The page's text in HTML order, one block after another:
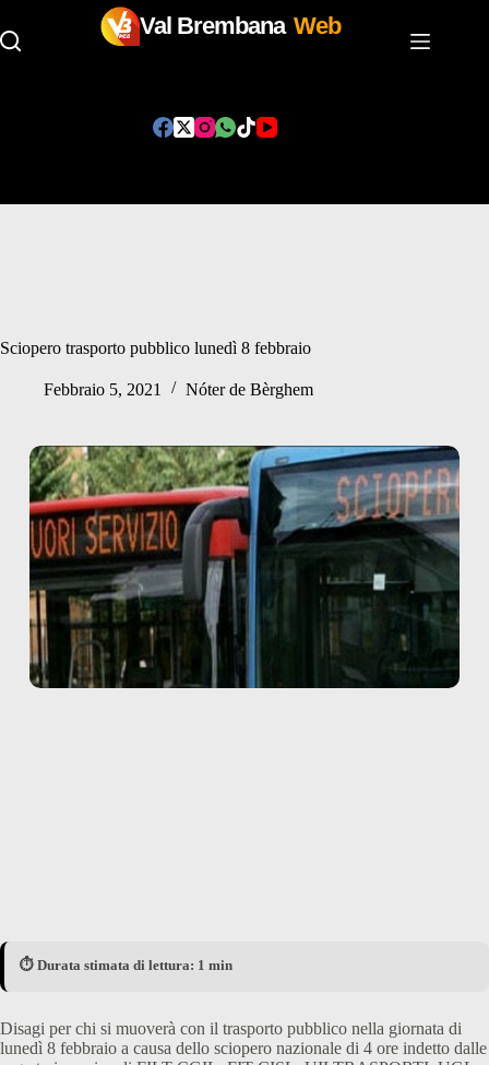
Val Brembana Web
Sciopero trasporto pubblico lunedì 8 febbraio
Febbraio 5, 2021 Nóter de Bèrghem
⏱️ Durata stimata di lettura: 1 min
Disagi per chi si muoverà con il trasporto pubblico nella giornata di
lunedì 8 febbraio a causa dello sciopero nazionale di 4 ore indetto dalle